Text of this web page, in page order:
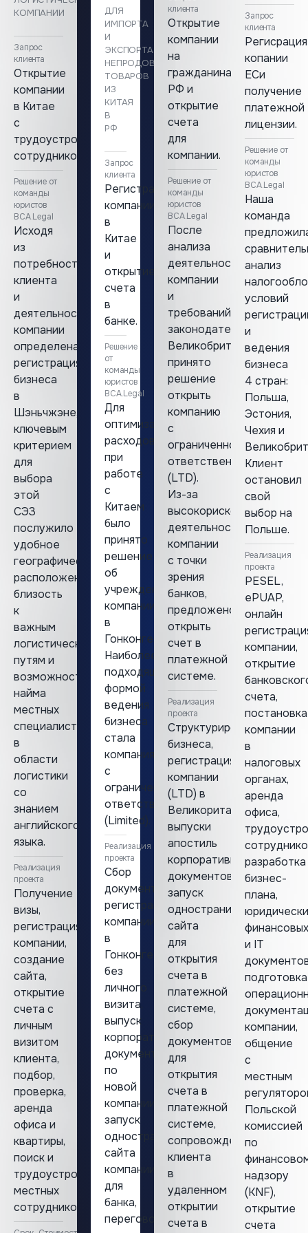
КОМПАНИИ
Запрос
клиента
Открытие
компании
в Китае
с
трудоустройством
сотрудников.
Решение от
команды
юристов
ВСА.Legal
Исходя
из
потребностей
клиента
и
деятельности
компании
определена
регистрация
бизнеса
в
Шэньчжэне,
ключевым
критерием
для
выбора
этой
СЭЗ
послужило
удобное
географическое
расположение,
близость
к
важным
логистическим
путям и
возможность
найма
местных
специалистов
в
области
логистики
со
знанием
английского
языка.
Реализация
проекта
Получение
визы,
регистрация
компании,
создание
сайта,
открытие
счета с
личным
визитом
клиента,
подбор,
проверка,
аренда
офиса и
квартиры,
поиск и
трудоустройство
местных
сотрудников.
ДЛЯ
ИМПОРТА
И
ЭКСПОРТА
НЕПРОДОВОЛЬСТВЕННЫХ
ТОВАРОВ
ИЗ
КИТАЯ
В
РФ
Запрос
клиента
Регистрация
компании
в
Китае
и
открытие
счета
в
банке.
Решение
от
команды
юристов
ВСА.Legal
Для
оптимизации
расходов
при
работе
с
Китаем
было
принято
решение
об
учреждении
компании
в
Гонконге.
Наиболее
подходящей
формой
ведения
бизнеса
стала
компания
с
ограниченной
ответственностью
(Limited).
Реализация
проекта
Сбор
документов,
регистрация
компании
в
Гонконге
без
личного
визита,
выпуск
корпоративных
документов
по
новой
компании,
запуск
одностраничного
сайта
компании
для
банка,
переговоры
клиента
Открытие
компании
на
гражданина
РФ и
открытие
счета
для
компании.
Решение от
команды
юристов
ВСА.Legal
После
анализа
деятельности
компании
и
требований
законодательства
Великобритании
принято
решение
открыть
компанию
с
ограниченной
ответственностью
(LTD).
Из-за
высокорисковой
деятельности
компании
с точки
зрения
банков,
предложено
открыть
счет в
платежной
системе.
Реализация
проекта
Структурирование
бизнеса,
регистрация
компании
(LTD) в
Великоритании,
выпуски
апостиль
корпоративных
документов,
запуск
одностраничного
сайта
для
открытия
счета в
платежной
системе,
сбор
документов
для
открытия
счета в
платежной
системе,
сопровождение
клиента
в
удаленном
открытии
счета в
Запрос
клиента
Регисрация
копании
ЕСи
получение
платежной
лицензии.
Решение от
команды
юристов
ВСА.Legal
Наша
команда
анализ
условий
и
ведения
бизнеса
4 стран:
Польша,
Эстония,
Чехия и
Клиент
остановил
свой
выбор на
Польше.
Реализация
проекта
PESEL,
ePUAP,
онлайн
компании,
открытие
счета,
постановка
компании
в
налоговых
органах,
аренда
офиса,
разработка
бизнес-
плана,
финансовых
и IT
подготовка
компании,
общение
с
местным
Польской
комиссией
по
надзору
(KNF),
открытие
счета